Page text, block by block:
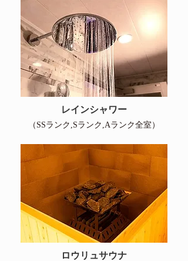
レインシャワー
（SSランク,Sランク,Aランク全室）
ロウリュサウナ